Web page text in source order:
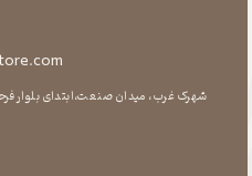
شهرک غرب، میدان صنعت،ابتدای بلوار